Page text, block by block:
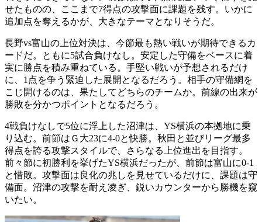
せたものの、ここまで7得点の攻撃面に課題を残す。いかに
追加点を奪えるかが、大きなテーマとなりそうだ。
長野vs富山の上位対決は、今節最も熱い戦いが期待できるカ
ードだ。ともに5試合負けなし。安定した守備をベースに着
実に勝点を積み重ねている。手堅い戦いが予想されるだけ
に、1点を争う緊迫した展開となるだろう。相手の守備網を
こじ開けるのは、果たしてどちらのチームか。前線の出来が
勝敗を分かつポイントとなるだろう。
4戦負けなしで5位に浮上した沼津は、YS横浜の本拠地に乗
り込む。前節はＧ大23に4-0と快勝。秋田と並びリーグ最多
得点を誇る攻撃スタイルで、さらなる上位進出を目指す。
前々節に初勝利を挙げたYS横浜だったが、前節は富山に0-1
と惜敗。攻撃面は良化の兆しを見せているだけに、課題は守
備面。沼津の攻撃を耐え凌ぎ、鋭いカウンターから勝機を窺
いたい。